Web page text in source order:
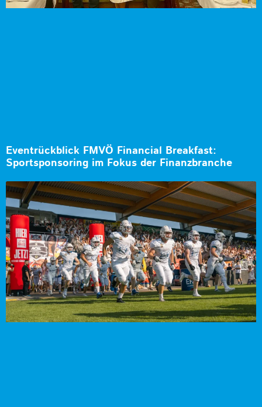
Eventrückblick FMVÖ Financial Breakfast:
Sportsponsoring im Fokus der Finanzbranche